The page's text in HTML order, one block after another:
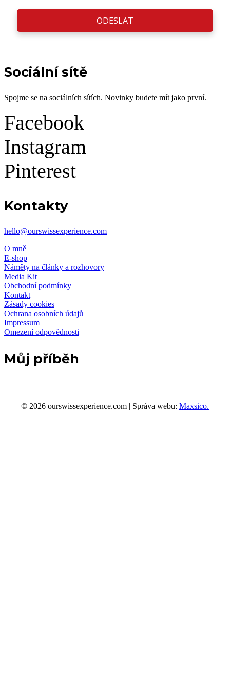
ODESLAT
Sociální sítě
Spojme se na sociálních sítích. Novinky budete mít jako první.
Facebook
Instagram
Pinterest
Kontakty
hello@ourswissexperience.com
O mně
E-shop
Náměty na články a rozhovory
Media Kit
Obchodní podmínky
Kontakt
Zásady cookies
Ochrana osobních údajů
Impressum
Omezení odpovědnosti
Můj příběh
© 2026 ourswissexperience.com | Správa webu: Maxsico.